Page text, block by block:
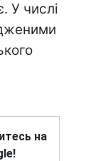
У числі
на